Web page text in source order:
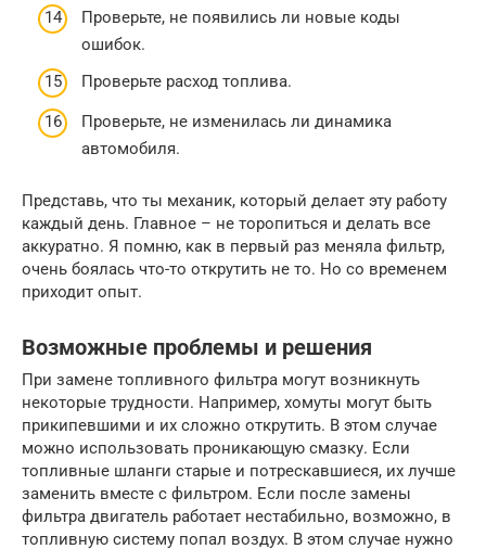
Проверьте, не появились ли новые коды
ошибок.
Проверьте расход топлива.
Проверьте, не изменилась ли динамика
автомобиля.
Представь, что ты механик, который делает эту работу
каждый день. Главное – не торопиться и делать все
аккуратно. Я помню, как в первый раз меняла фильтр,
очень боялась что-то открутить не то. Но со временем
приходит опыт.
Возможные проблемы и решения
При замене топливного фильтра могут возникнуть
некоторые трудности. Например, хомуты могут быть
прикипевшими и их сложно открутить. В этом случае
можно использовать проникающую смазку. Если
топливные шланги старые и потрескавшиеся, их лучше
заменить вместе с фильтром. Если после замены
фильтра двигатель работает нестабильно, возможно, в
топливную систему попал воздух. В этом случае нужно